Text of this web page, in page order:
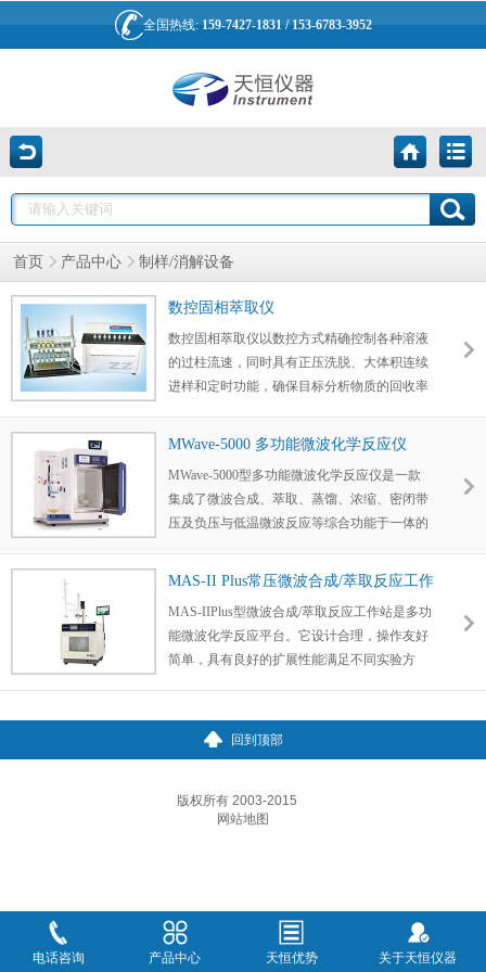
全国热线:159-7427-1831 / 153-6783-3952
首页 产品中心 制样/消解设备
数控固相萃取仪
数控固相萃取仪以数控方式精确控制各种溶液
的过柱流速，同时具有正压洗脱、大体积连续
进样和定时功能，确保目标分析物质的回收率
污染，可同时进行多个样品的处理，进一步提
MWave-5000 多功能微波化学反应仪
MWave-5000型多功能微波化学反应仪是一款
集成了微波合成、萃取、蒸馏、浓缩、密闭带
压及负压与低温微波反应等综合功能于一体的
MAS-II Plus常压微波合成/萃取反应工作
站
MAS-IIPlus型微波合成/萃取反应工作站是多功
能微波化学反应平台。它设计合理，操作友好
简单，具有良好的扩展性能满足不同实验方
学、蛋白质研究、石油化工、材料化学等相关
回到顶部
版权所有 2003-2015
网站地图
电话咨询 产品中心 天恒优势 关于天恒仪器